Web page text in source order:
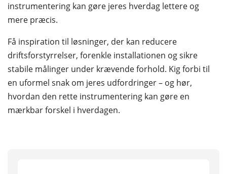
instrumentering kan gøre jeres hverdag lettere og
mere præcis.
Få inspiration til løsninger, der kan reducere
driftsforstyrrelser, forenkle installationen og sikre
stabile målinger under krævende forhold. Kig forbi til
en uformel snak om jeres udfordringer – og hør,
hvordan den rette instrumentering kan gøre en
mærkbar forskel i hverdagen.